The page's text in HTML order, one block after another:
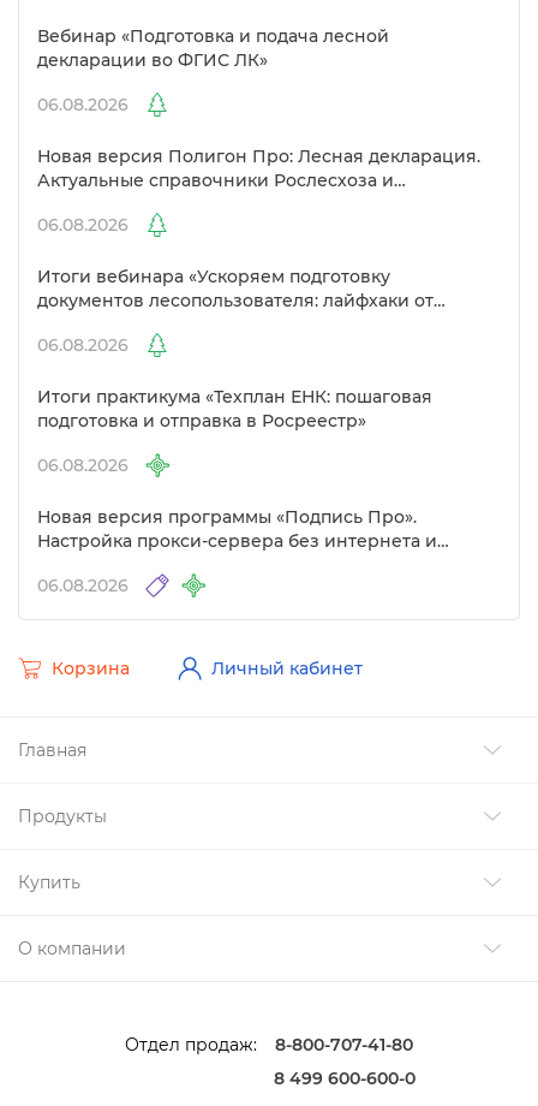
ебинар «Подготовка и подача лесной
декларации во ФГИС ЛК»
06.08.2026
Новая версия Полигон Про: Лесная декларация.
Актуальные справочники Рослесхоза и
06.08.2026
Итоги вебинара «Ускоряем подготовку
документов лесопользователя: лайфхаки от
06.08.2026
Итоги практикума «Техплан ЕНК: пошаговая
подготовка и отправка в Росреестр»
06.08.2026
Новая версия программы «Подпись Про».
Настройка прокси-сервера без интернета и
06.08.2026
Главная
Продукты
Купить
О компании
Корзина Личный кабинет
Отдел продаж:
8-800-707-41-80
8 499 600-600-0